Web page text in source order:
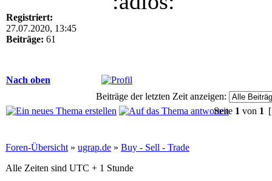
Registriert:
27.07.2020, 13:45
Beiträge: 61
Nach oben
Beiträge der letzten Zeit anzeigen:
Seite 1 von 1
Foren-Übersicht » ugrap.de » Buy - Sell - Trade
Alle Zeiten sind UTC + 1 Stunde